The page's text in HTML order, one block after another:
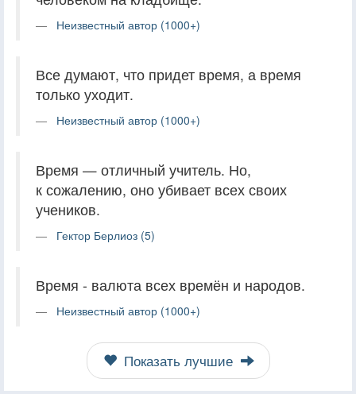
Неизвестный автор (1000+)
Все думают, что придет время, а время
только уходит.
Неизвестный автор (1000+)
Время — отличный учитель. Но,
к сожалению, оно убивает всех своих
учеников.
Гектор Берлиоз (5)
Время - валюта всех времён и народов.
Неизвестный автор (1000+)
Показать лучшие